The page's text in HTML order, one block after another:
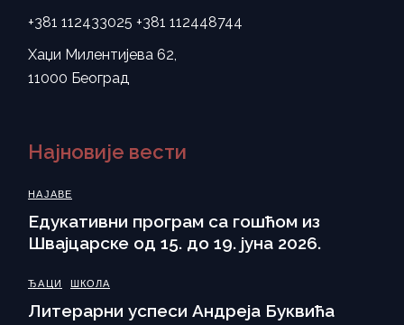
+381 112433025 +381 112448744
Хаџи Милентијева 62,
11000 Београд
Најновије вести
НАЈАВЕ
Eдукативни програм са гошћом из
Швајцарске од 15. до 19. јуна 2026.
ЂАЦИ ШКОЛА
Литерарни успеси Андреја Буквића